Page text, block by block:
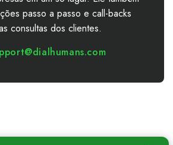
passo a passo e call-backs
consultas dos clientes.